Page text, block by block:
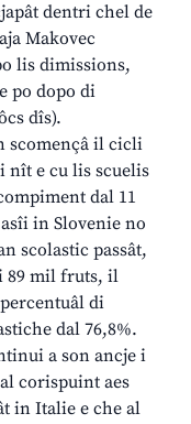
dentri chel de
Makovec
lis dimissions,
po dopo di
dîs).
scomençâ il cicli
nît e cu lis scuelis
dal 11
in Slovenie no
scolastic passât,
89 mil fruts, il
di
dal 76,8%.
a son ancje i
corispuint aes
in Italie e che al